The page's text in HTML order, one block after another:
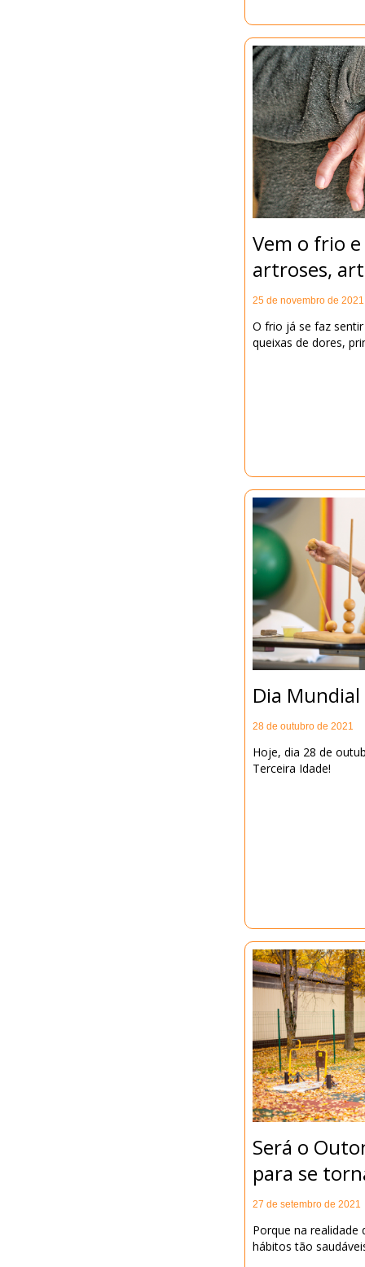
Vem o frio
artroses,
25 de novembro de 2021
O frio já se faz
queixas de dores,
Dia
28 de outubro de 2021
Hoje, dia 28 de
Terceira Idade!
Será o
para se
27 de setembro de 2021
Porque na realidade
hábitos tão